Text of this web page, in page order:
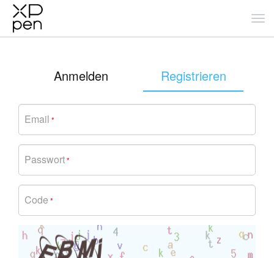
Anmelden Registrieren
Email *
Passwort*
Code *